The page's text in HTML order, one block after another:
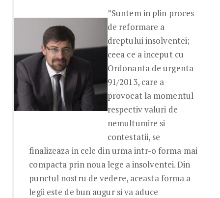
”Suntem in plin proces
de reformare a
dreptului insolventei;
ceea ce a inceput cu
Ordonanta de urgenta
91/2013, care a
provocat la momentul
respectiv valuri de
nemultumire si
contestatii, se
finalizeaza in cele din urma intr-o forma mai
compacta prin noua lege a insolventei. Din
punctul nostru de vedere, aceasta forma a
legii este de bun augur si va aduce